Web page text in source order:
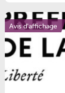
Avis d'affichage